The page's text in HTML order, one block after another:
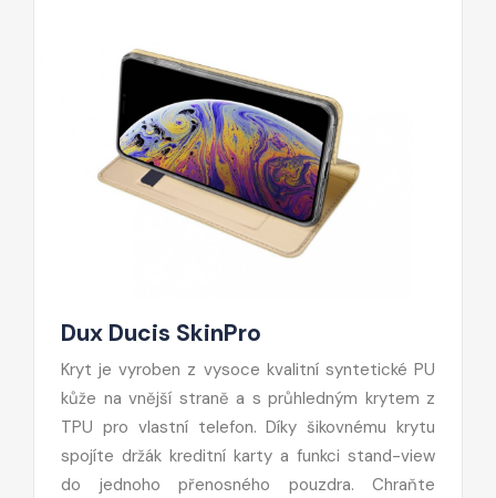
Dux Ducis SkinPro
Kryt je vyroben z vysoce kvalitní syntetické PU
kůže na vnější straně a s průhledným krytem z
TPU pro vlastní telefon. Díky šikovnému krytu
spojíte držák kreditní karty a funkci stand-view
do jednoho přenosného pouzdra. Chraňte